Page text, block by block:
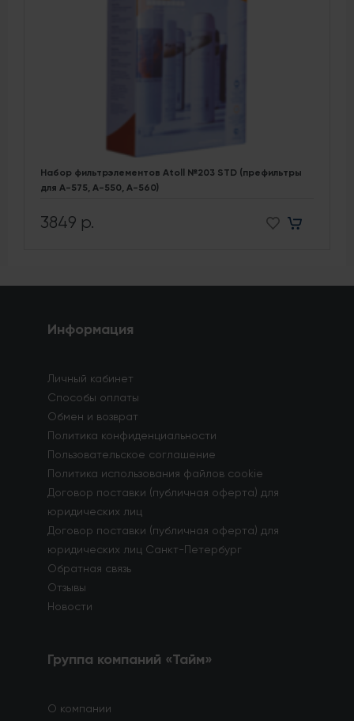
Набор фильтрэлементов Atoll №203 STD (префильтры
для A-575, A-550, A-560)
3849 р.
Информация
Личный кабинет
Способы оплаты
Обмен и возврат
Политика конфиденциальности
Пользовательское соглашение
Политика использования файлов cookie
Договор поставки (публичная оферта) для
юридических лиц
Договор поставки (публичная оферта) для
юридических лиц Санкт-Петербург
Обратная связь
Отзывы
Новости
Группа компаний «Тайм»
О компании